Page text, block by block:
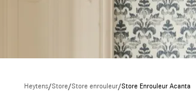
Heytens/Store/Store enrouleur/Store Enrouleur Acanta